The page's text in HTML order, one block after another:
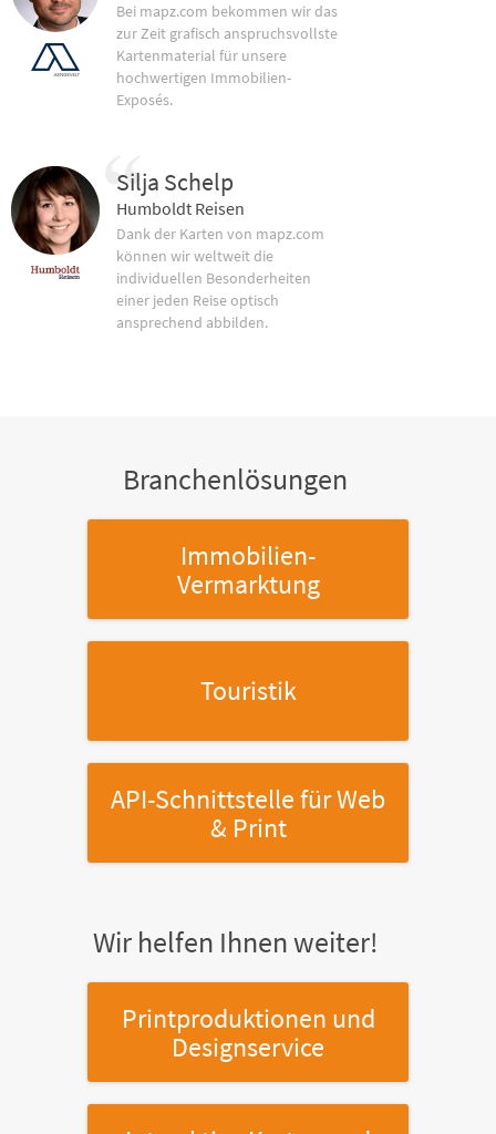
Bei mapz.com bekommen wir das
zur Zeit grafisch anspruchsvollste
Kartenmaterial für unsere
hochwertigen Immobilien-
Exposés.
Silja Schelp
Humboldt Reisen
Dank der Karten von mapz.com
können wir weltweit die
individuellen Besonderheiten
einer jeden Reise optisch
ansprechend abbilden.
Branchenlösungen
Immobilien-
Vermarktung
Touristik
API-Schnittstellefür Web
& Print
Wir helfen Ihnen weiter!
Printproduktionen und
Designservice